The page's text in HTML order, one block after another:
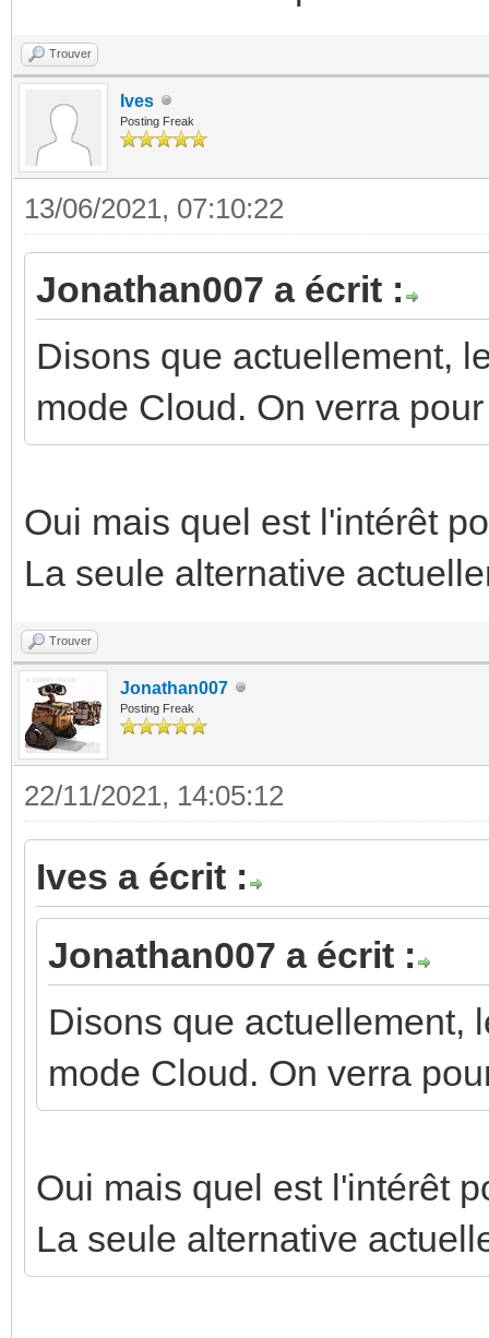
Trouver
Ives
Posting Freak
13/06/2021, 07:10:22
Jonathan007 a écrit :
Disons que actuellement,
mode Cloud. On verra
Oui mais quel est l'intérêt
La seule alternative
Trouver
Jonathan007
Posting Freak
22/11/2021, 14:05:12
Ives a écrit :
Jonathan007 a écrit :
Disons que actuellement,
mode Cloud. On verra
Oui mais quel est l'intérêt
La seule alternative